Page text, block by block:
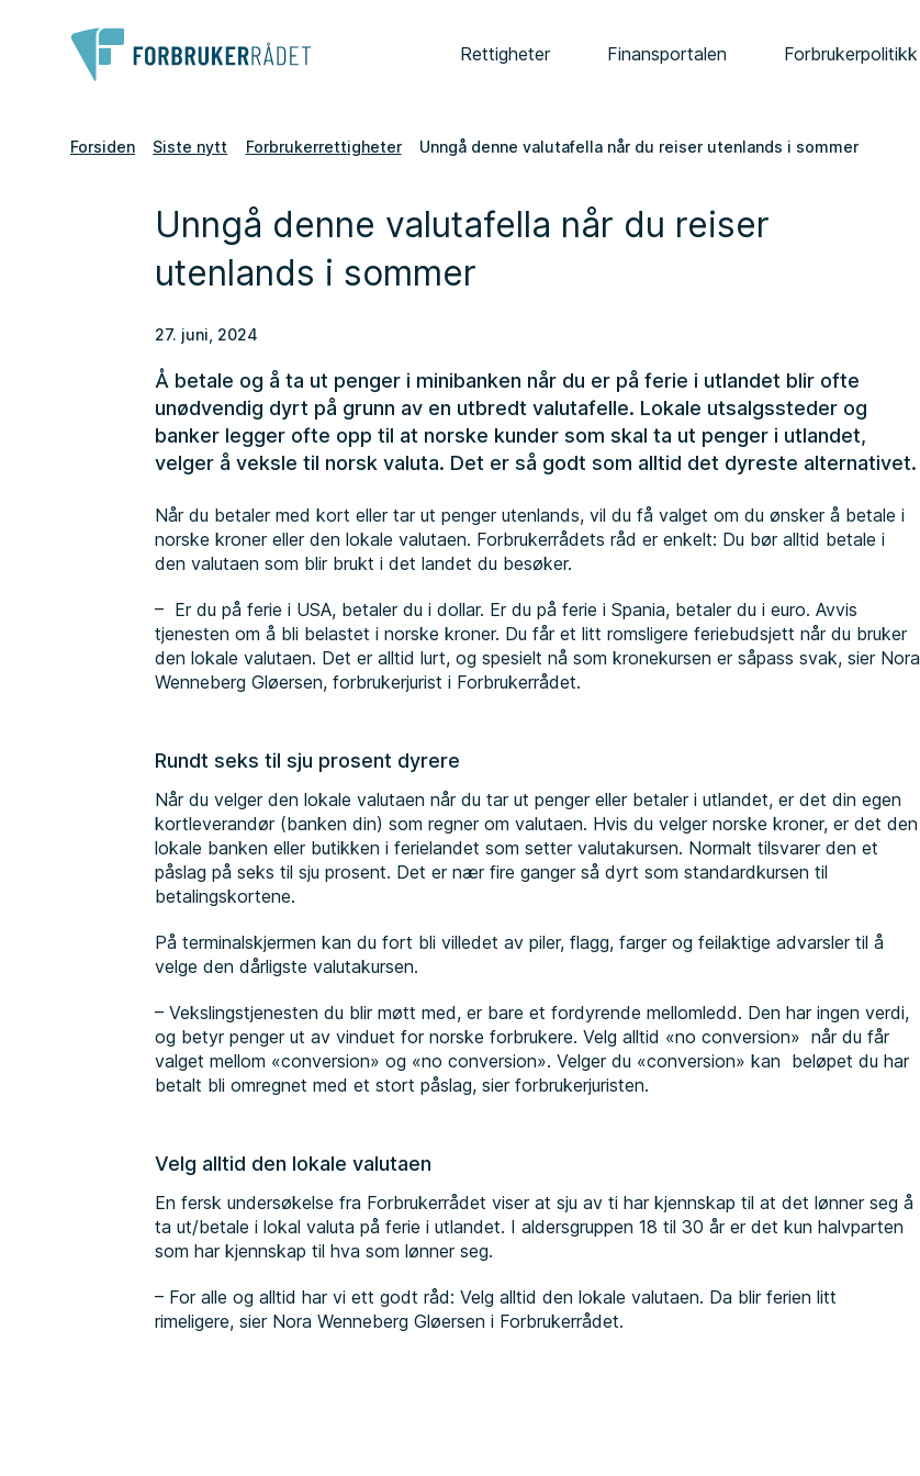
Rettigheter Finansportalen Forbrukerpolitikk
Forsiden Siste nytt Forbrukerrettigheter Unngå denne valutafella når du reiser utenlands i sommer
Unngå denne valutafella når du reiser
utenlands i sommer
27. juni, 2024
Å betale og å ta ut penger i minibanken når du er på ferie i utlandet blir ofte
unødvendig dyrt på grunn av en utbredt valutafelle. Lokale utsalgssteder og
banker legger ofte opp til at norske kunder som skal ta ut penger i utlandet,
velger å veksle til norsk valuta. Det er så godt som alltid det dyreste alternativet.
Når du betaler med kort eller tar ut penger utenlands, vil du få valget om du ønsker å betale i
norske kroner eller den lokale valutaen. Forbrukerrådets råd er enkelt: Du bør alltid betale i
den valutaen som blir brukt i det landet du besøker.
– Er du på ferie i USA, betaler du i dollar. Er du på ferie i Spania, betaler du i euro. Avvis
tjenesten om å bli belastet i norske kroner. Du får et litt romsligere feriebudsjett når du bruker
den lokale valutaen. Det er alltid lurt, og spesielt nå som kronekursen er såpass svak, sier Nora
Wenneberg Gløersen, forbrukerjurist i Forbrukerrådet.
Rundt seks til sju prosent dyrere
Når du velger den lokale valutaen når du tar ut penger eller betaler i utlandet, er det din egen
kortleverandør (banken din) som regner om valutaen. Hvis du velger norske kroner, er det den
lokale banken eller butikken i ferielandet som setter valutakursen. Normalt tilsvarer den et
påslag på seks til sju prosent. Det er nær fire ganger så dyrt som standardkursen til
betalingskortene.
På terminalskjermen kan du fort bli villedet av piler, flagg, farger og feilaktige advarsler til å
velge den dårligste valutakursen.
– Vekslingstjenesten du blir møtt med, er bare et fordyrende mellomledd. Den har ingen verdi,
og betyr penger ut av vinduet for norske forbrukere. Velg alltid «no conversion» når du får
valget mellom «conversion» og «no conversion». Velger du «conversion» kan beløpet du har
betalt bli omregnet med et stort påslag, sier forbrukerjuristen.
Velg alltid den lokale valutaen
En fersk undersøkelse fra Forbrukerrådet viser at sju av ti har kjennskap til at det lønner seg å
ta ut/betale i lokal valuta på ferie i utlandet. I aldersgruppen 18 til 30 år er det kun halvparten
som har kjennskap til hva som lønner seg.
– For alle og alltid har vi ett godt råd: Velg alltid den lokale valutaen. Da blir ferien litt
rimeligere, sier Nora Wenneberg Gløersen i Forbrukerrådet.